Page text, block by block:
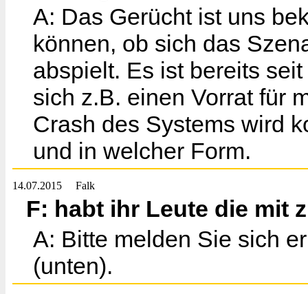
A: Das Gerücht ist uns
können, ob sich das
abspielt. Es ist bereits
sich z.B. einen Vorrat für
Crash des Systems wird
und in welcher Form.
14.07.2015 Falk
F: habt ihr Leute die mit
A: Bitte melden Sie sich
(unten).